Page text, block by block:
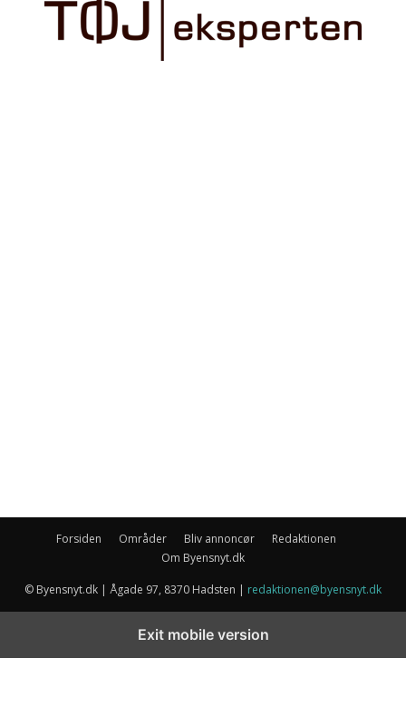
Forsiden Områder Bliv annoncør
Redaktionen
Om Byensnyt.dk
© Byensnyt.dk | Ågade 97, 8370 Hadsten | redaktionen@byensnyt.dk
Exit mobile version